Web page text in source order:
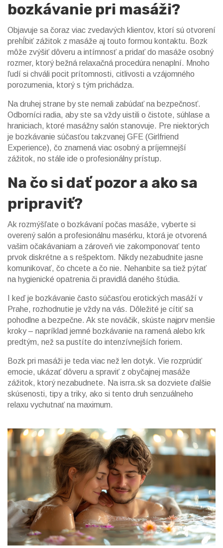
bozkávanie pri masáži?
Objavuje sa čoraz viac zvedavých klientov, ktorí sú otvorení
prehĺbiť zážitok z masáže aj touto formou kontaktu. Bozk
môže zvýšiť dôveru a intímnosť a pridať do masáže osobný
rozmer, ktorý bežná relaxačná procedúra nenaplní. Mnoho
ľudí si chváli pocit prítomnosti, citlivosti a vzájomného
porozumenia, ktorý s tým prichádza.
Na druhej strane by ste nemali zabúdať na bezpečnosť.
Odborníci radia, aby ste sa vždy uistili o čistote, súhlase a
hraniciach, ktoré masážny salón stanovuje. Pre niektorých
je bozkávanie súčasťou takzvanej GFE (Girlfriend
Experience), čo znamená viac osobný a príjemnejší
zážitok, no stále ide o profesionálny prístup.
Na čo si dať pozor a ako sa
pripraviť?
Ak rozmýšľate o bozkávaní počas masáže, vyberte si
overený salón a profesionálnu masérku, ktorá je otvorená
vašim očakávaniam a zároveň vie zakomponovať tento
prvok diskrétne a s rešpektom. Nikdy nezabudnite jasne
komunikovať, čo chcete a čo nie. Nehanbite sa tiež pýtať
na hygienické opatrenia či pravidlá daného štúdia.
I keď je bozkávanie často súčasťou erotických masáží v
Prahe, rozhodnutie je vždy na vás. Dôležité je cítiť sa
pohodlne a bezpečne. Ak ste nováčik, skúste najprv menšie
kroky – napríklad jemné bozkávanie na ramená alebo krk
predtým, než sa pustíte do intenzívnejších foriem.
Bozk pri masáži je teda viac než len dotyk. Vie rozprúdiť
emocie, ukázať dôveru a spraviť z obyčajnej masáže
zážitok, ktorý nezabudnete. Na isrra.sk sa dozviete ďalšie
skúsenosti, tipy a triky, ako si tento druh senzuálneho
relaxu vychutnať na maximum.